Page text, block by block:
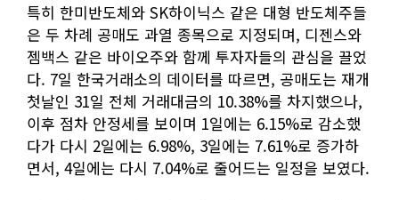
특히 한미반도체와 SK하이닉스 같은 대형 반도체주들
은 두 차례 공매도 과열 종목으로 지정되며, 디젠스와
젬백스 같은 바이오주와 함께 투자자들의 관심을 끌었
다. 7일 한국거래소의 데이터를 따르면, 공매도는 재개
첫날인 31일 전체 거래대금의 10.38%를 차지했으나,
이후 점차 안정세를 보이며 1일에는 6.15%로 감소했
다가 다시 2일에는 6.98%, 3일에는 7.61%로 증가하
면서, 4일에는 다시 7.04%로 줄어드는 일정을 보였다.